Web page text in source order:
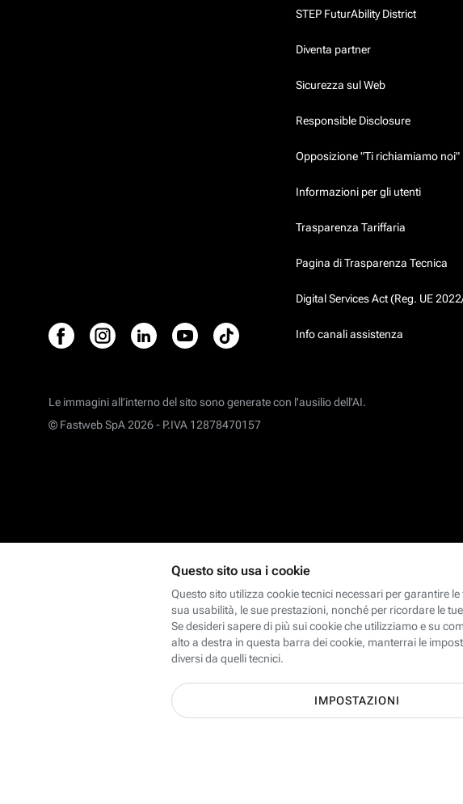
Scopri le offerte Internet, Mobile ed Energia giuste
dei nostri esperti!
STEP FuturAbility District
Diventa partner
Sicurezza sul Web
Responsible Disclosure
Opposizione "Ti richiamiamo noi"
Informazioni per gli utenti
Trasparenza Tariffaria
Pagina di Trasparenza Tecnica
Digital Services Act (Reg. UE
Info canali assistenza
Le immagini all’interno del sito sono generate con l'ausilio dell'AI.
© Fastweb SpA 2026 - P.IVA 12878470157